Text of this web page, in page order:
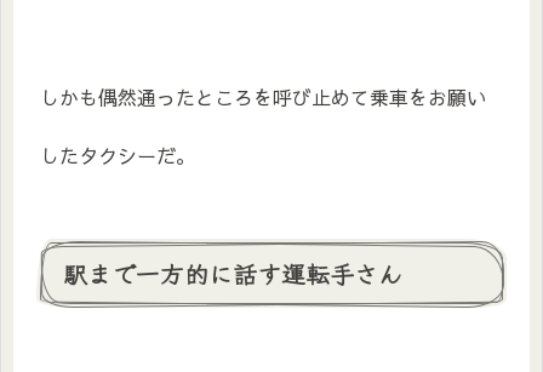
しかも偶然通ったところを呼び止めて乗車をお願い
したタクシーだ。
駅まで一方的に話す運転手さん